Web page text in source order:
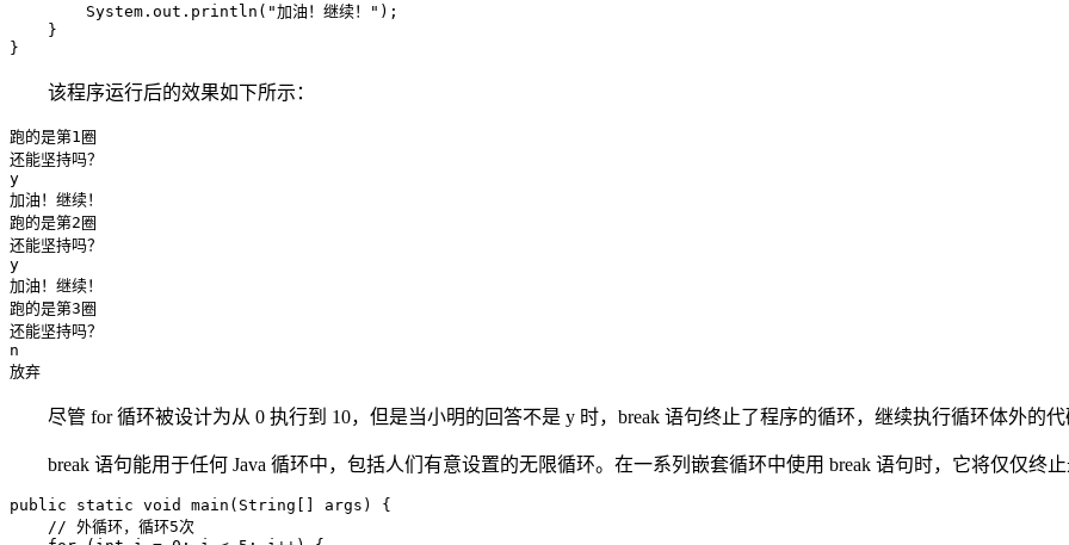
        System.out.println("加油！继续！");
    }
}
该程序运行后的效果如下所示：
跑的是第1圈
还能坚持吗？
y
加油！继续！
跑的是第2圈
还能坚持吗？
y
加油！继续！
跑的是第3圈
还能坚持吗？
n
放弃
尽管 for 循环被设计为从 0 执行到 10，但是当小明的回答不是 y 时，break 语句终止了程序的循环，继续执行循环体外的代
break 语句能用于任何 Java 循环中，包括人们有意设置的无限循环。在一系列嵌套循环中使用 break 语句时，它将仅仅终止
public static void main(String[] args) {
    // 外循环，循环5次